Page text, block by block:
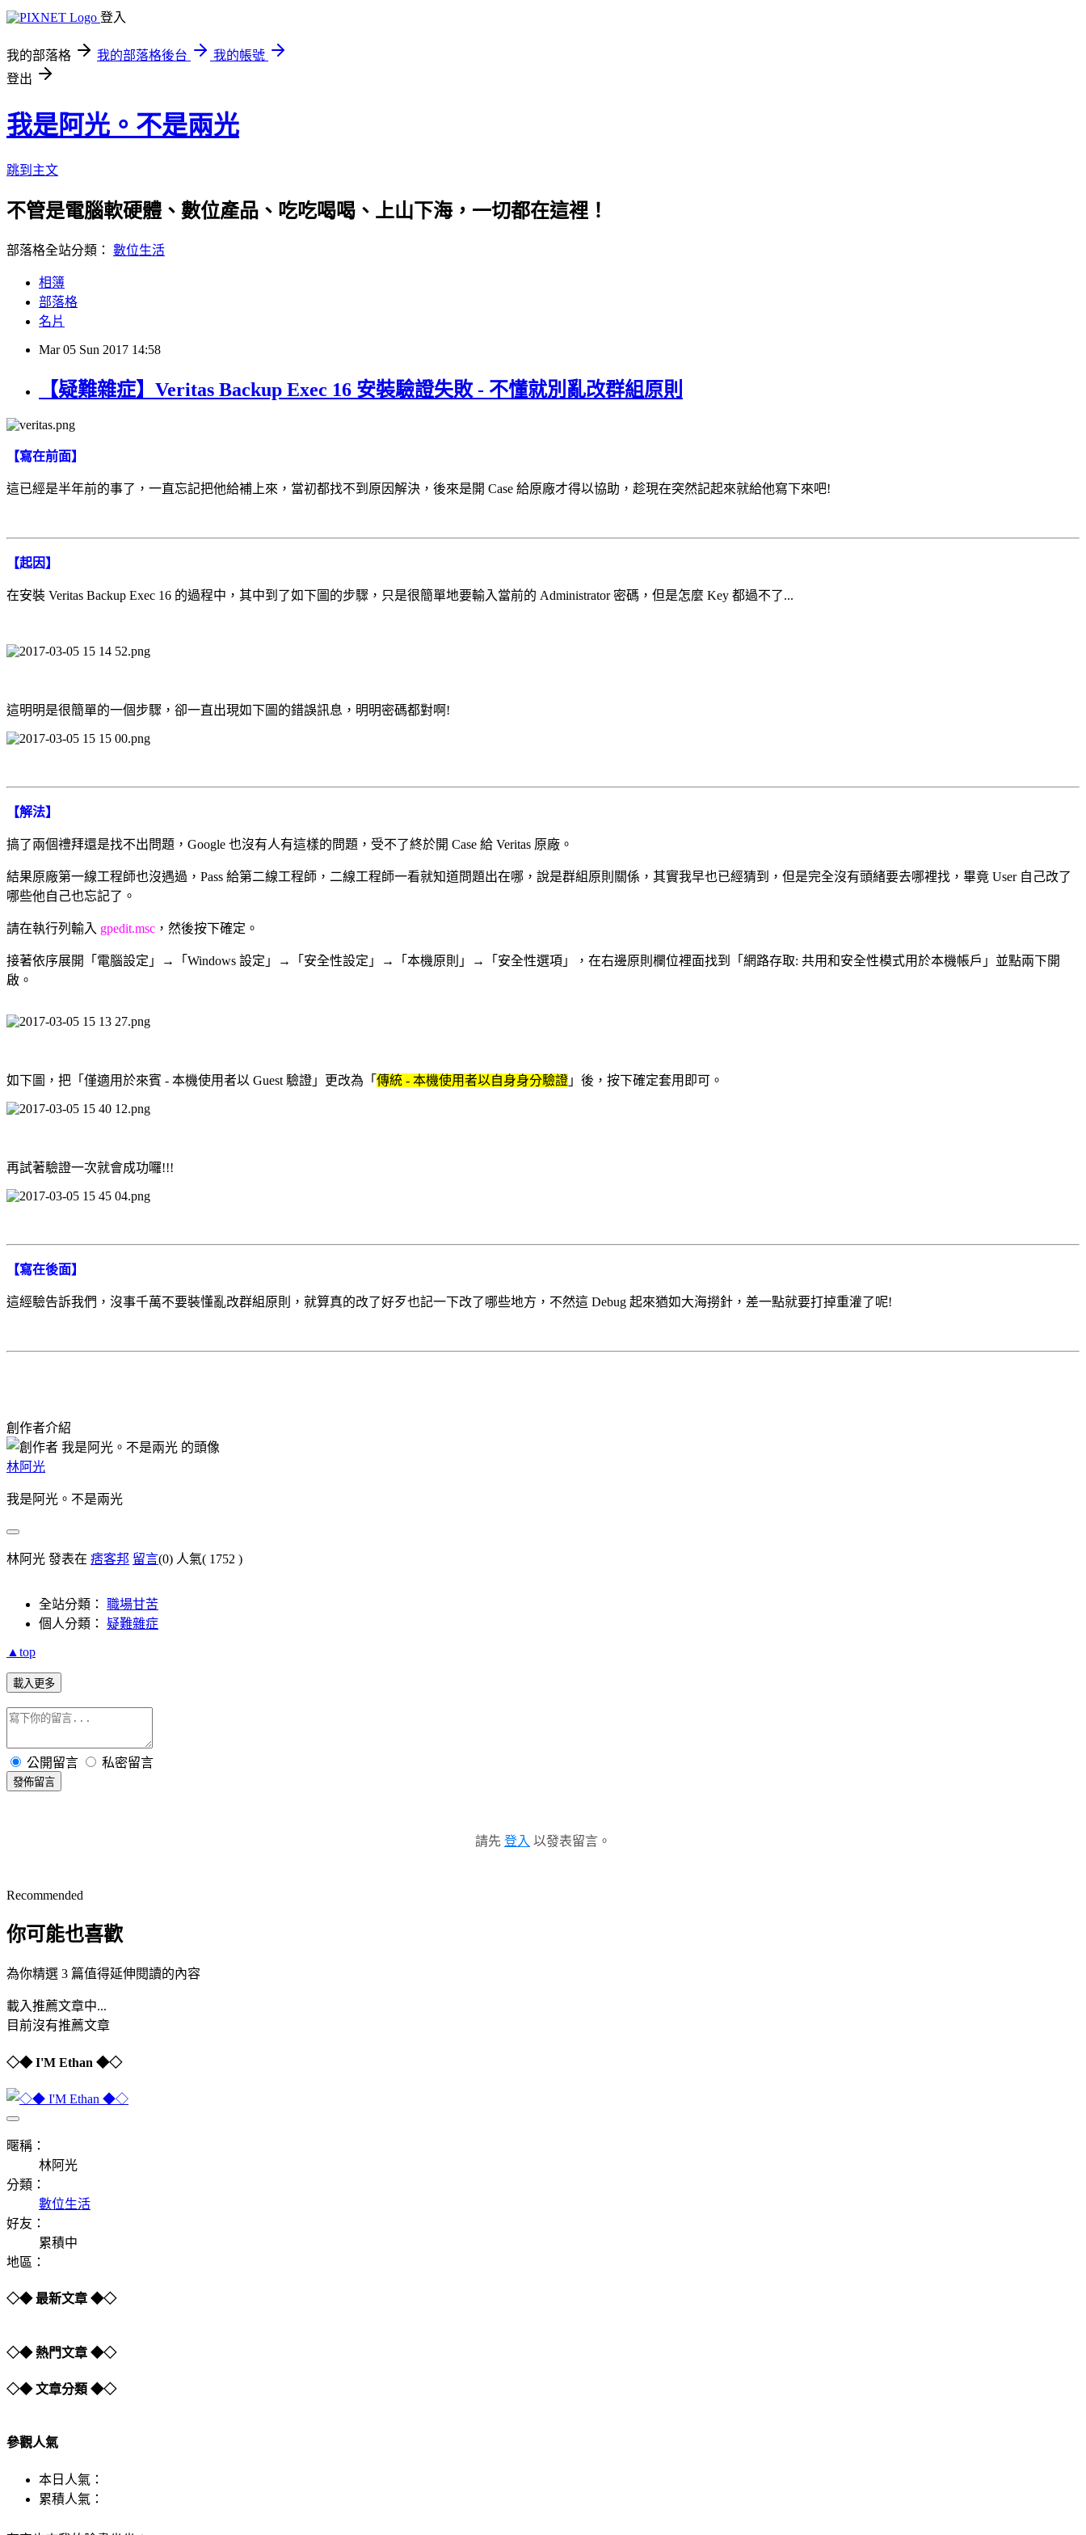
登入
我的部落格 我的部落格後台
我的帳號
登出
我是阿光。不是兩光
跳到主文
不管是電腦軟硬體、數位產品、吃吃喝喝、上山下海，一切都在這裡！
部落格全站分類： 數位生活
相簿
部落格
名片
Mar 05 Sun 2017 14:58
【疑難雜症】Veritas Backup Exec 16 安裝驗證失敗 - 不懂就別亂改群組原則
【寫在前面】
這已經是半年前的事了，一直忘記把他給補上來，當初都找不到原因解決，後來是開 Case 給原廠才得以協助，趁現在突然記起來就給他寫下來吧!
【起因】
在安裝 Veritas Backup Exec 16 的過程中，其中到了如下圖的步驟，只是很簡單地要輸入當前的 Administrator 密碼，但是怎麼 Key 都過不了...
這明明是很簡單的一個步驟，卻一直出現如下圖的錯誤訊息，明明密碼都對啊!
【解法】
搞了兩個禮拜還是找不出問題，Google 也沒有人有這樣的問題，受不了終於開 Case 給 Veritas 原廠。
結果原廠第一線工程師也沒遇過，Pass 給第二線工程師，二線工程師一看就知道問題出在哪，說是群組原則關係，其實我早也已經猜到，但是完全沒有頭緒要去哪裡找，畢竟 User 自己改了
哪些他自己也忘記了。
請在執行列輸入 gpedit.msc ，然後按下確定。
接著依序展開「電腦設定」→「Windows 設定」→「安全性設定」→「本機原則」→「安全性選項」，在右邊原則欄位裡面找到「網路存取: 共用和安全性模式用於本機帳戶」並點兩下開
啟。
如下圖，把「僅適用於來賓 - 本機使用者以 Guest 驗證」更改為「 傳統 - 本機使用者以自身身分驗證 」後，按下確定套用即可。
再試著驗證一次就會成功囉!!!
【寫在後面】
這經驗告訴我們，沒事千萬不要裝懂亂改群組原則，就算真的改了好歹也記一下改了哪些地方，不然這 Debug 起來猶如大海撈針，差一點就要打掉重灌了呢!
創作者介紹
林阿光
我是阿光。不是兩光
林阿光 發表在 痞客邦 留言(0) 人氣( 1752 )
全站分類： 職場甘苦
個人分類： 疑難雜症
▲top
載入更多
公開留言 私密留言
發佈留言
請先 登入 以發表留言。
Recommended
你可能也喜歡
為你精選 3 篇值得延伸閱讀的內容
載入推薦文章中...
目前沒有推薦文章
◇◆ I'M Ethan ◆◇
暱稱：
林阿光
分類：
數位生活
好友：
累積中
地區：
◇◆ 最新文章 ◆◇
◇◆ 熱門文章 ◆◇
◇◆ 文章分類 ◆◇
參觀人氣
本日人氣：
累積人氣：